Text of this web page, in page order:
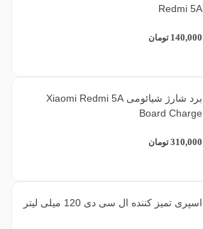
Redmi 5A
140,000 تومان
برد شارژ شیائومی Xiaomi Redmi 5A
Board Charge
310,000 تومان
اسپری تمیز کننده ال سی دی 120 میلی لیتر